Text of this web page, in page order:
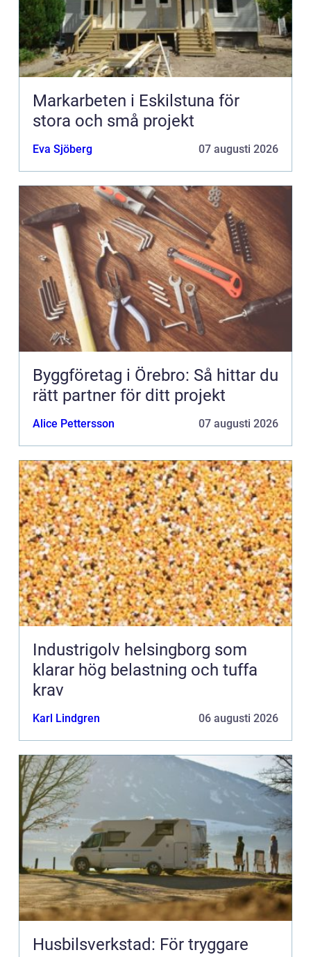
Markarbeten i Eskilstuna för
stora och små projekt
Eva Sjöberg 07 augusti 2026
Byggföretag i Örebro: Så hittar du
rätt partner för ditt projekt
Alice Pettersson 07 augusti 2026
Industrigolv helsingborg som
klarar hög belastning och tuffa
krav
Karl Lindgren 06 augusti 2026
Husbilsverkstad: För tryggare